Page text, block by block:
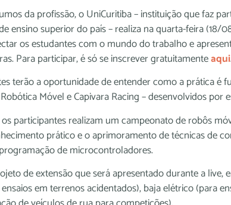
da profissão, o UniCuritiba – instituição que faz
ensino superior do país – realiza na quarta-feira (18/
os estudantes com o mundo do trabalho e
Para participar, é só se inscrever gratuitamenteaqui
terão a oportunidade de entender como a prática é
Móvel e Capivara Racing – desenvolvidos por
participantes realizam um campeonato de robôs
prático e o aprimoramento de técnicas de
de microcontroladores.
de extensão que será apresentado durante a
em terrenos acidentados), baja elétrico (para